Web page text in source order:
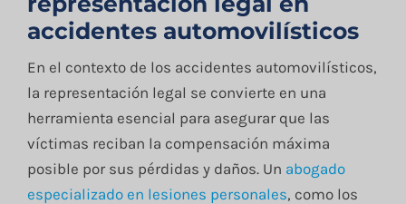
accidentes automovilísticos
En el contexto de los accidentes automovilísticos,
la representación legal se convierte en una
herramienta esencial para asegurar que las
víctimas reciban la compensación máxima
posible por sus pérdidas y daños. Un abogado
especializado en lesiones personales, como los